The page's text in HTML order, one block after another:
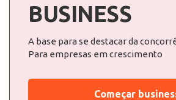
BUSINESS
A base para se destacar da
Para empresas em crescimento
Começar